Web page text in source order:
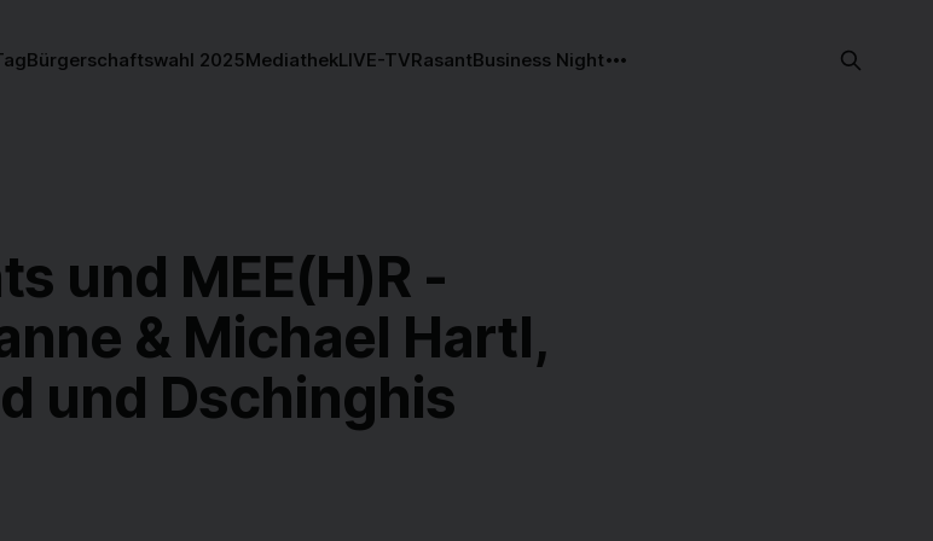
Bürgerschaftswahl 2025MediathekLIVE-TVRasantBusiness Night
und MEE(H)R -
& Michael Hartl,
und Dschinghis